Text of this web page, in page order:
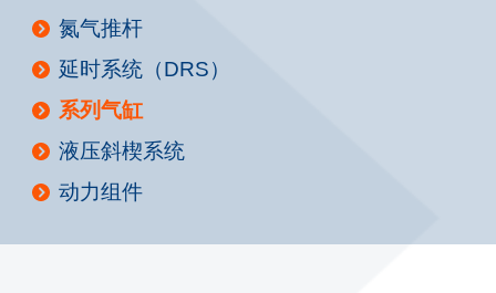
氮气推杆
延时系统（DRS）
系列气缸
液压斜楔系统
动力组件